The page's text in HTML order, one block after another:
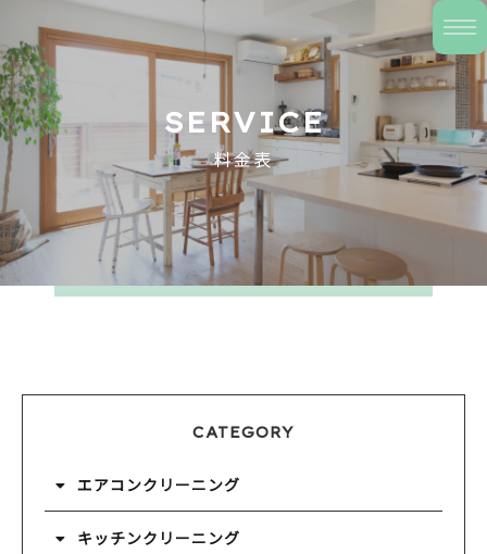
SERVICE
料金表
CATEGORY
エアコンクリーニング
キッチンクリーニング